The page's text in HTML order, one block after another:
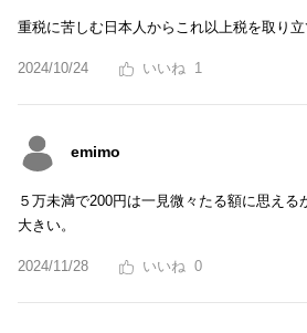
重税に苦しむ日本人からこれ以上税を取り立
2024/10/24 1
emimo
５万未満で200円は一見微々たる額に思える
大きい。
2024/11/28 0